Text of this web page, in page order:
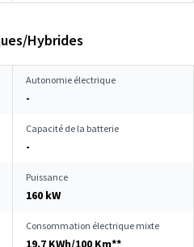
Hybrides
Autonomie électrique
-
Capacité de la batterie
-
Puissance
160 kW
Consommation électrique mixte
19.7 KWh/100 Km**